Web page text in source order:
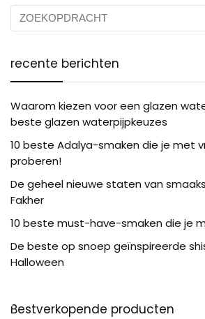
recente berichten
Waarom kiezen voor een glazen
beste glazen waterpijpkeuzes
10 beste Adalya-smaken die je met
proberen!
De geheel nieuwe staten van
Fakher
10 beste must-have-smaken die je
De beste op snoep geïnspireerde
Halloween
Bestverkopende producten